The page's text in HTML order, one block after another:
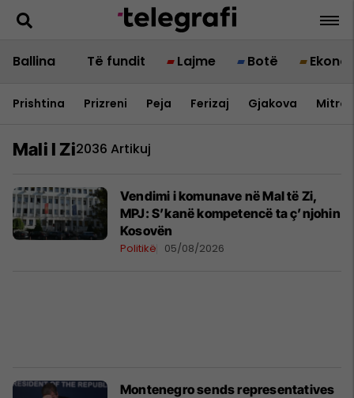
Ballina Të fundit Lajme Botë
Prishtina Prizreni Peja Ferizaj Gjakova
Mali I Zi2036 Artikuj
Vendimi i komunave në Mal të Zi,
MPJ: S’kanë kompetencë ta ç’njohin
Kosovën
Politikë 05/08/2026
Montenegro sends representatives